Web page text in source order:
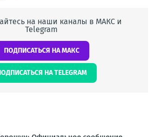
на наши каналы в МАКС и
Telegram
ПОДПИСАТЬСЯ НА МАКС
НА TELEGRAM